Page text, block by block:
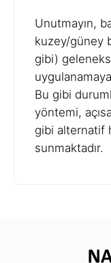
Unutmayın,
kuzey/güney
gibi)
Bu gibi
yöntemi,
gibi alternatif
sunmaktadır.